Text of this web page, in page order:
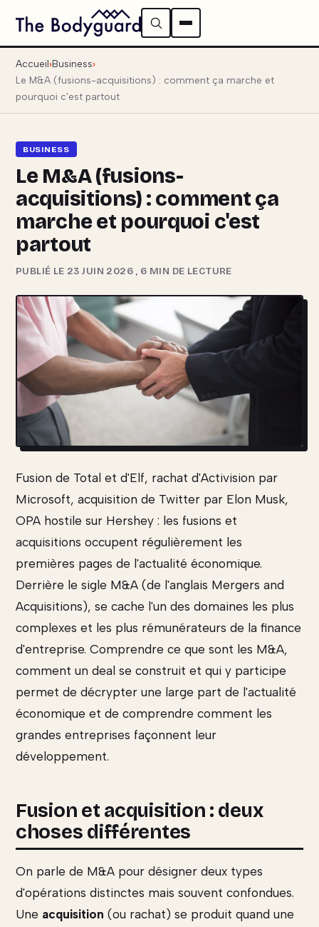
Accueil Business
Le M&A (fusions-acquisitions) : comment ça marche et
pourquoi c'est partout
BUSINESS
Le M&A (fusions-
acquisitions) : comment ça
marche et pourquoi c'est
partout
PUBLIÉ LE 23 JUIN 2026 , 6 MIN DE LECTURE
Fusion de Total et d'Elf, rachat d'Activision par
Microsoft, acquisition de Twitter par Elon Musk,
OPA hostile sur Hershey : les fusions et
acquisitions occupent régulièrement les
premières pages de l'actualité économique.
Derrière le sigle M&A (de l'anglais Mergers and
Acquisitions), se cache l'un des domaines les plus
complexes et les plus rémunérateurs de la finance
d'entreprise. Comprendre ce que sont les M&A,
comment un deal se construit et qui y participe
permet de décrypter une large part de l'actualité
économique et de comprendre comment les
grandes entreprises façonnent leur
développement.
Fusion et acquisition : deux
choses différentes
On parle de M&A pour désigner deux types
d'opérations distinctes mais souvent confondues.
Une acquisition (ou rachat) se produit quand une